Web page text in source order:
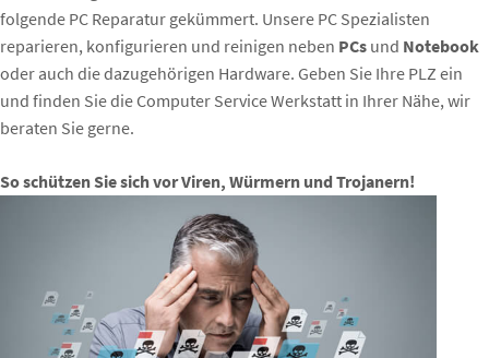
folgende PC Reparatur gekümmert. Unsere PC Spezialisten
reparieren, konfigurieren und reinigen neben PCs und Notebook
oder auch die dazugehörigen Hardware. Geben Sie Ihre PLZ ein
und finden Sie die Computer Service Werkstatt in Ihrer Nähe, wir
beraten Sie gerne.
So schützen Sie sich vor Viren, Würmern und Trojanern!